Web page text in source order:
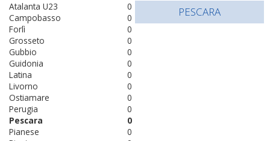
0
Atalanta U23
0
Campobasso
0
Forlì
0
Grosseto
0
Gubbio
0
Guidonia
0
Latina
0
Livorno
0
Ostiamare
0
Perugia
0
Pescara
0
Pianese
PESCARA